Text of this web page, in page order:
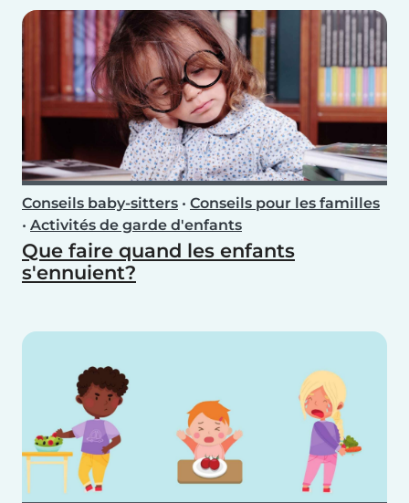
Conseils baby-sitters • Conseils pour les familles
• Activités de garde d'enfants
Que faire quand les enfants
s'ennuient?